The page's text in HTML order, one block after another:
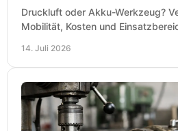
Druckluft oder Akku-Werkzeug?
Mobilität, Kosten und
14. Juli 2026